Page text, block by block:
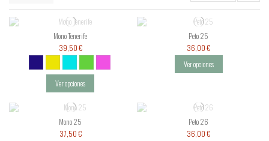
Mono Tenerife
39,50 €
Ver opciones
Peto 25
36,00 €
Ver opciones
Mono 25
37,50 €
Peto 26
36,00 €